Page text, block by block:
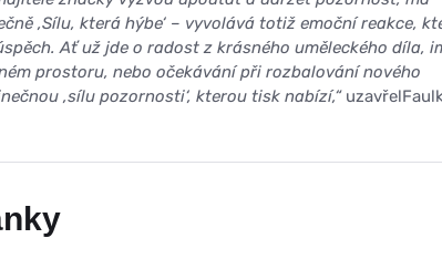
‚Sílu, která hýbe‘ – vyvolává totiž emoční reakce,
Ať už jde o radost z krásného uměleckého díla,
prostoru, nebo očekávání při rozbalování nového
‚sílu pozornosti‘, kterou tisk nabízí,“